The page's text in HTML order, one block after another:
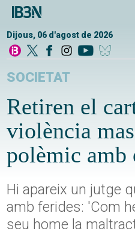
Dijous, 06 d'agost de 2026
SOCIETAT
Retiren el
violència
polèmic amb
Hi apareix un jutge
amb ferides: 'Com
seu home la